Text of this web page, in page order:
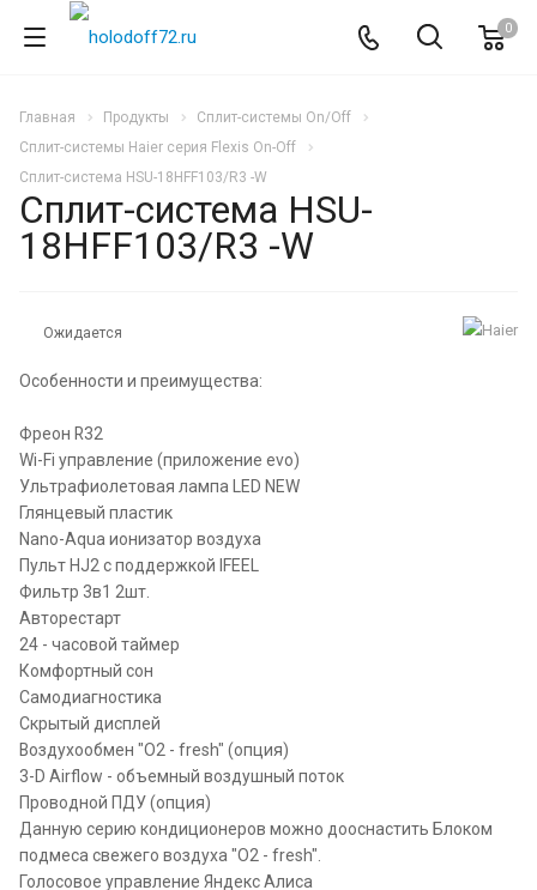
0
Главная Продукты
Сплит-системы On/Off
Сплит-системы Haier серия Flexis On-Off
Сплит-система HSU-18HFF103/R3 -W
Сплит-система HSU-
18HFF103/R3 -W
Ожидается
Особенности и преимущества:
Фреон R32
Wi-Fi управление (приложение evo)
Ультрафиолетовая лампа LED NEW
Глянцевый пластик
Nano-Aqua ионизатор воздуха
Пульт HJ2 с поддержкой IFEEL
Фильтр 3в1 2шт.
Авторестарт
24 - часовой таймер
Комфортный сон
Самодиагностика
Скрытый дисплей
Воздухообмен "О2 - fresh" (опция)
3-D Airflow - объемный воздушный поток
Проводной ПДУ (опция)
Данную серию кондиционеров можно дооснастить Блоком
подмеса свежего воздуха "О2 - fresh".
Голосовое управление Яндекс Алиса